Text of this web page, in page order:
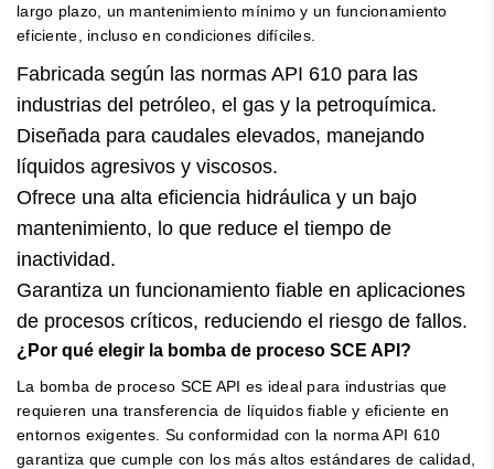
largo plazo, un mantenimiento mínimo y un funcionamiento
eficiente, incluso en condiciones difíciles.
Fabricada según las normas API 610 para las
industrias del petróleo, el gas y la petroquímica.
Diseñada para caudales elevados, manejando
líquidos agresivos y viscosos.
Ofrece una alta eficiencia hidráulica y un bajo
mantenimiento, lo que reduce el tiempo de
inactividad.
Garantiza un funcionamiento fiable en aplicaciones
de procesos críticos, reduciendo el riesgo de fallos.
¿Por qué elegir la bomba de proceso SCE API?
La bomba de proceso SCE API es ideal para industrias que
requieren una transferencia de líquidos fiable y eficiente en
entornos exigentes. Su conformidad con la norma API 610
garantiza que cumple con los más altos estándares de calidad,